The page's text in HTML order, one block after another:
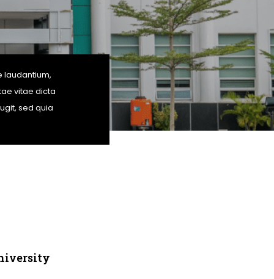
laudantium,
vitae dicta
sed quia